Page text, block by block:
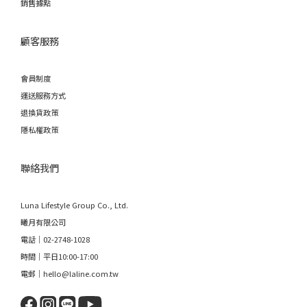
銷售據點
顧客服務
會員制度
運送服務方式
退換貨政策
隱私權政策
聯絡我們
Luna Lifestyle Group Co., Ltd.
曦月有限公司
電話｜02-2748-1028
時間｜平日10:00-17:00
電郵｜hello@laline.com.tw